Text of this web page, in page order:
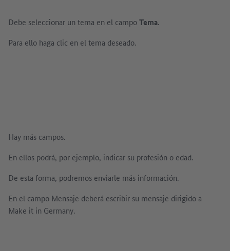
Debe seleccionar un tema en el campoTema.
Para ello haga clic en el tema deseado.
Hay más campos.
En ellos podrá, por ejemplo, indicar su profesión o edad.
De esta forma, podremos enviarle más información.
En el campo Mensaje deberá escribir su mensaje dirigido a
Make it in Germany.